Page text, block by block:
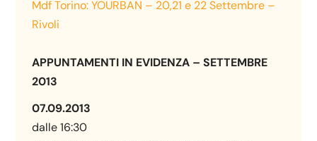
Mdf Torino: YOURBAN – 20,21 e 22 Settembre –
Rivoli
APPUNTAMENTI IN EVIDENZA – SETTEMBRE
2013
07.09.2013
dalle 16:30